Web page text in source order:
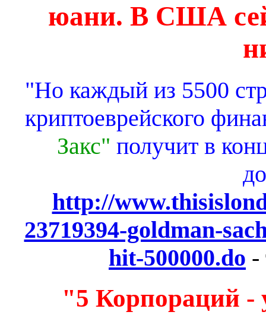
юани. В США
"Но каждый из 5500
криптоеврейского
Закс" получит в
http://
23719394-goldman-
hit-500000.do -
"5 Корпораций